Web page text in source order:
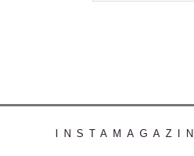
INSTAMAGAZIN